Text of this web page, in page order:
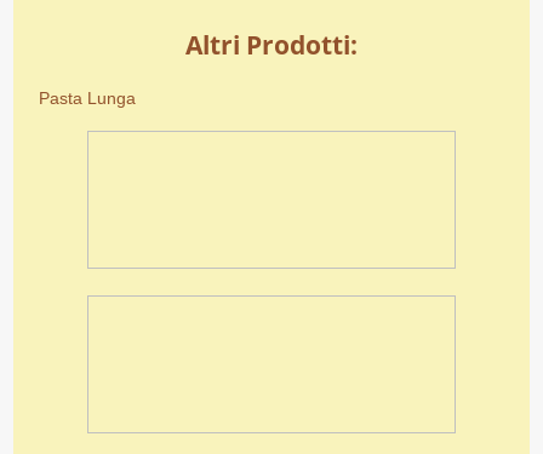
Altri Prodotti:
Pasta Lunga